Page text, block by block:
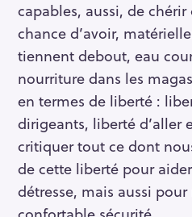
capables, aussi, de
chance d’avoir,
tiennent debout, eau
nourriture dans les
en termes de liberté :
dirigeants, liberté d’aller
critiquer tout ce dont
de cette liberté pour
détresse, mais aussi
S